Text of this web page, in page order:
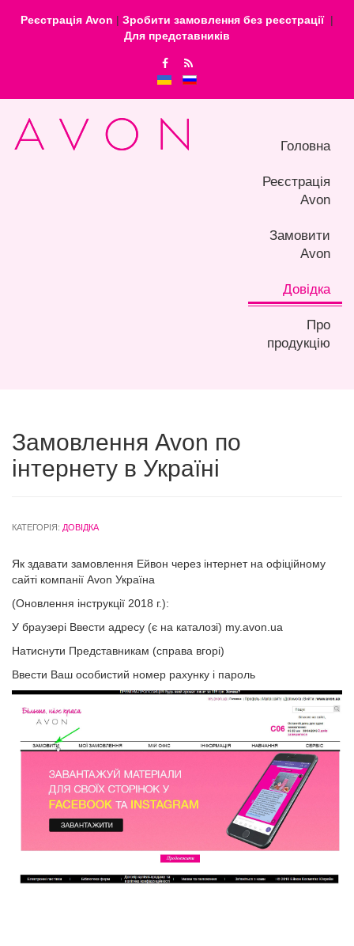
Реєстрація Avon | Зробити замовлення без реєстрації|
Для представників
Головна
Реєстрація
Avon
Замовити
Avon
Довідка
Про
продукцію
Замовлення Avon по
інтернету в Україні
КАТЕГОРІЯ: ДОВІДКА
Як здавати замовлення Ейвон через інтернет на офіційному
сайті компанії Avon Україна
(Оновлення інструкції 2018 г.):
У браузері Ввести адресу (є на каталозі) my.avon.ua
Натиснути Представникам (справа вгорі)
Ввести Ваш особистий номер рахунку і пароль